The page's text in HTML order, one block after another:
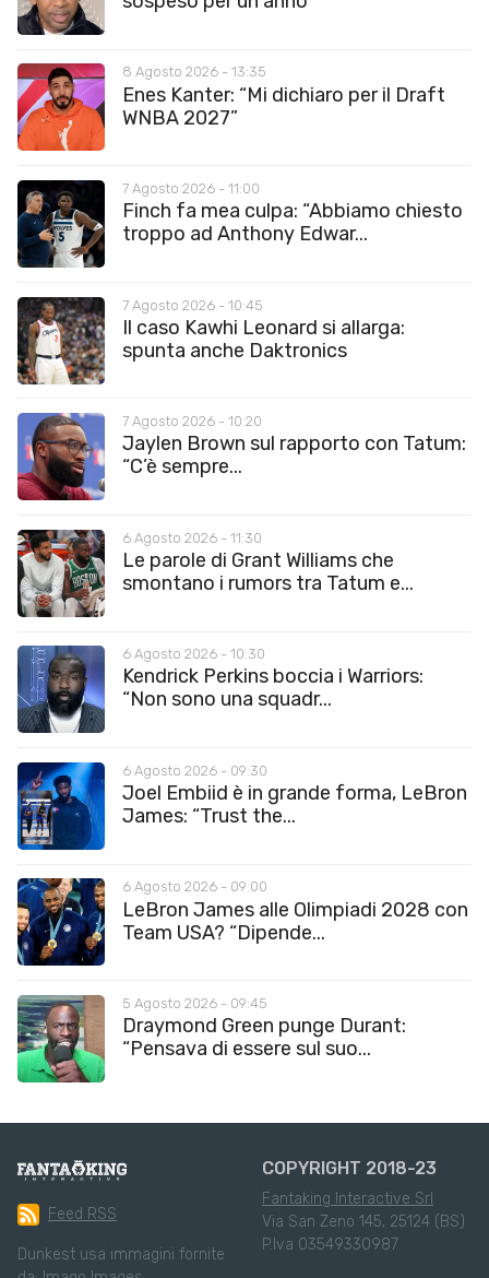
8 Agosto 2026 - 13:35
Enes Kanter: “Mi dichiaro per il Draft
WNBA 2027”
7 Agosto 2026 - 11:00
Finch fa mea culpa: “Abbiamo chiesto
troppo ad Anthony Edwar...
7 Agosto 2026 - 10:45
Il caso Kawhi Leonard si allarga:
spunta anche Daktronics
7 Agosto 2026 - 10:20
Jaylen Brown sul rapporto con Tatum:
“C’è sempre...
6 Agosto 2026 - 11:30
Le parole di Grant Williams che
smontano i rumors tra Tatum e...
6 Agosto 2026 - 10:30
Kendrick Perkins boccia i Warriors:
“Non sono una squadr...
6 Agosto 2026 - 09:30
Joel Embiid è in grande forma, LeBron
James: “Trust the...
6 Agosto 2026 - 09:00
LeBron James alle Olimpiadi 2028 con
Team USA? “Dipende...
5 Agosto 2026 - 09:45
Draymond Green punge Durant:
“Pensava di essere sul suo...
Feed RSS
Dunkest usa immagini fornite
COPYRIGHT 2018-23
Fantaking Interactive Srl
Via San Zeno 145, 25124 (BS)
P.Iva 03549330987